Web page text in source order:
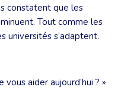
constatent que les
Tout comme les
universités s’adaptent.
aider aujourd’hui ? »